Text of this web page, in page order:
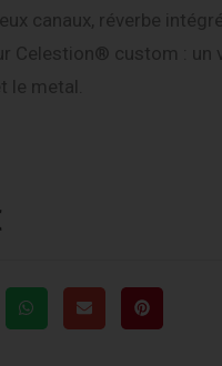
canaux, réverbe
Celestion® custom : un
le metal.